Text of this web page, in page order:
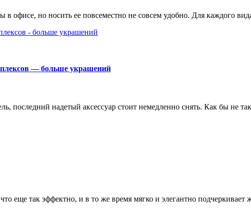
в офисе, но носить ее повсеместно не совсем удобно. Для каждого
— больше украшений
последний надетый аксессуар стоит немедленно снять. Как бы не
еще так эффектно, и в то же время мягко и элегантно подчеркивает